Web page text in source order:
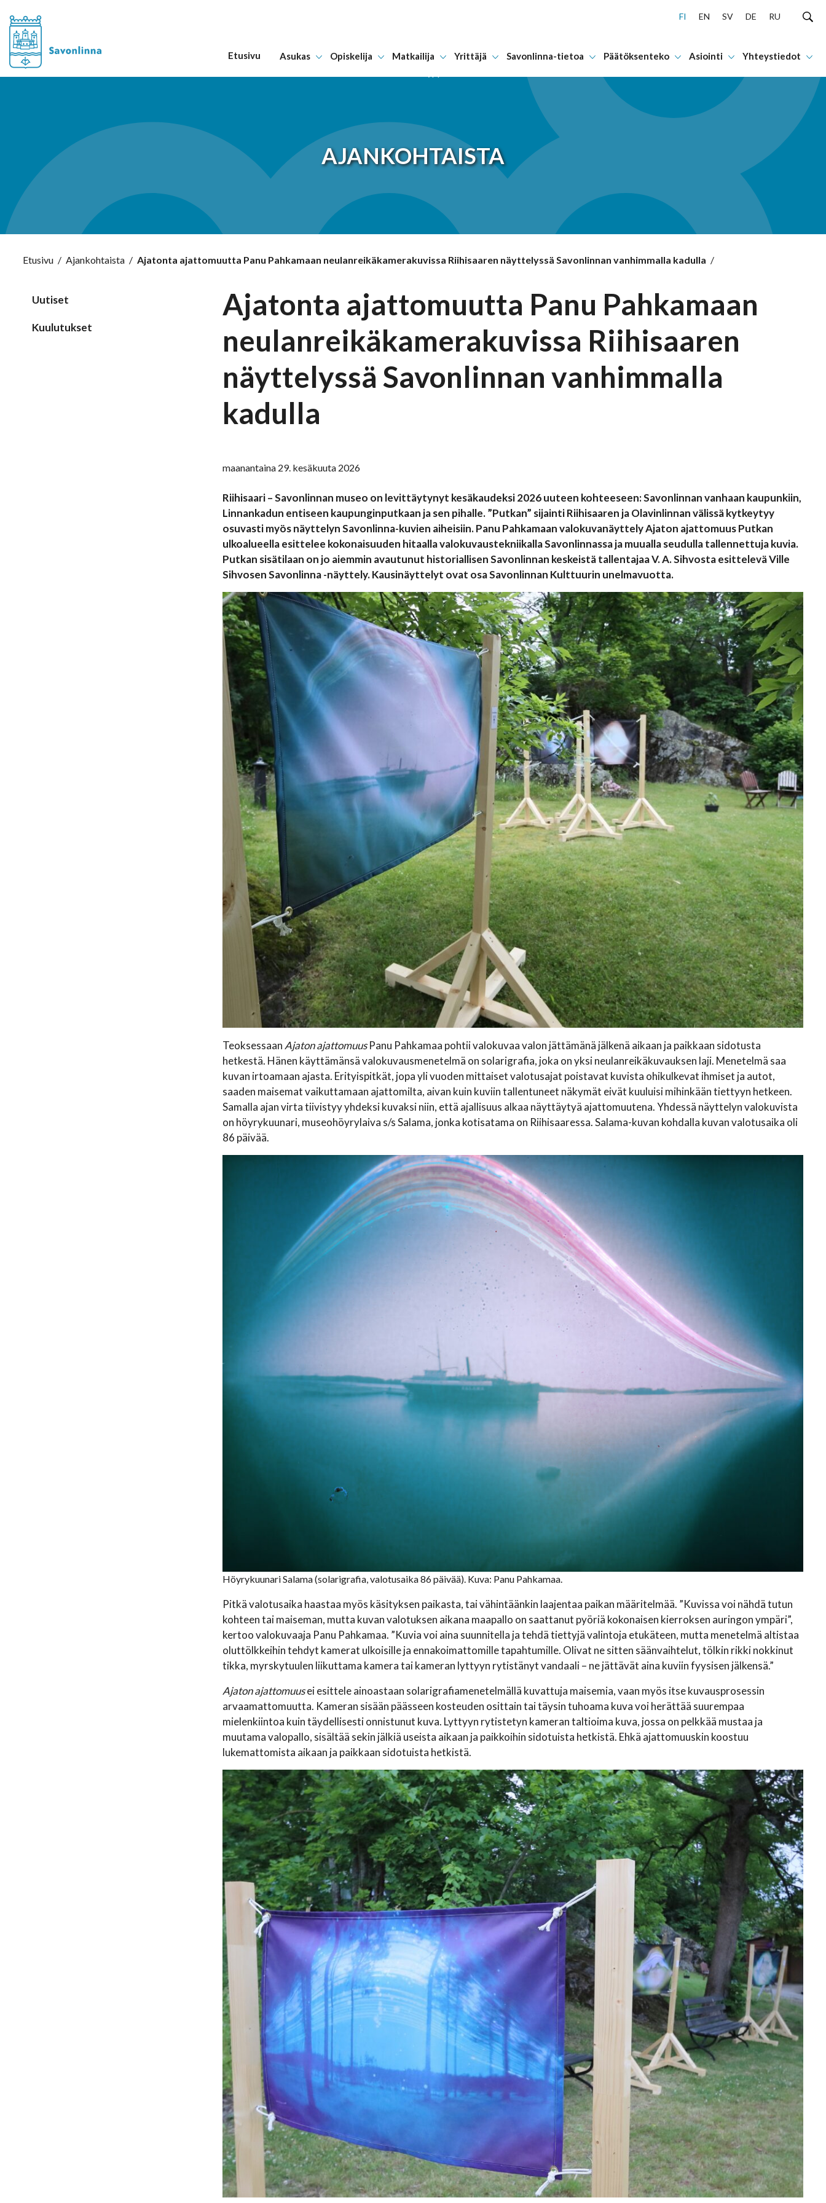
FI EN SV DE RU
Etusivu Asukas Opiskelija Matkailija Yrittäjä Savonlinna-tietoa Päätöksenteko Asiointi Yhteystiedot
AJANKOHTAISTA
Etusivu / Ajankohtaista / Ajatonta ajattomuutta Panu Pahkamaan neulanreikäkamerakuvissa Riihisaaren näyttelyssä Savonlinnan vanhimmalla kadulla /
Uutiset
Kuulutukset
Ajatonta ajattomuutta Panu Pahkamaan
neulanreikäkamerakuvissa Riihisaaren
näyttelyssä Savonlinnan vanhimmalla
kadulla
maanantaina 29. kesäkuuta 2026
Riihisaari – Savonlinnan museo on levittäytynyt kesäkaudeksi 2026 uuteen kohteeseen: Savonlinnan vanhaan kaupunkiin,
Linnankadun entiseen kaupunginputkaan ja sen pihalle. ”Putkan” sijainti Riihisaaren ja Olavinlinnan välissä kytkeytyy
osuvasti myös näyttelyn Savonlinna-kuvien aiheisiin. Panu Pahkamaan valokuvanäyttely Ajaton ajattomuus Putkan
ulkoalueella esittelee kokonaisuuden hitaalla valokuvaustekniikalla Savonlinnassa ja muualla seudulla tallennettuja kuvia.
Putkan sisätilaan on jo aiemmin avautunut historiallisen Savonlinnan keskeistä tallentajaa V. A. Sihvosta esittelevä Ville
Sihvosen Savonlinna -näyttely. Kausinäyttelyt ovat osa Savonlinnan Kulttuurin unelmavuotta.
Teoksessaan Ajaton ajattomuusPanu Pahkamaa pohtii valokuvaa valon jättämänä jälkenä aikaan ja paikkaan sidotusta
hetkestä. Hänen käyttämänsä valokuvausmenetelmä on solarigrafia, joka on yksi neulanreikäkuvauksen laji. Menetelmä saa
kuvan irtoamaan ajasta. Erityispitkät, jopa yli vuoden mittaiset valotusajat poistavat kuvista ohikulkevat ihmiset ja autot,
saaden maisemat vaikuttamaan ajattomilta, aivan kuin kuviin tallentuneet näkymät eivät kuuluisi mihinkään tiettyyn hetkeen.
Samalla ajan virta tiivistyy yhdeksi kuvaksi niin, että ajallisuus alkaa näyttäytyä ajattomuutena. Yhdessä näyttelyn valokuvista
on höyrykuunari, museohöyrylaiva s/s Salama, jonka kotisatama on Riihisaaressa. Salama-kuvan kohdalla kuvan valotusaika oli
86 päivää.
Höyrykuunari Salama (solarigrafia, valotusaika 86 päivää). Kuva: Panu Pahkamaa.
Pitkä valotusaika haastaa myös käsityksen paikasta, tai vähintäänkin laajentaa paikan määritelmää. ”Kuvissa voi nähdä tutun
kohteen tai maiseman, mutta kuvan valotuksen aikana maapallo on saattanut pyöriä kokonaisen kierroksen auringon ympäri”,
kertoo valokuvaaja Panu Pahkamaa. ”Kuvia voi aina suunnitella ja tehdä tiettyjä valintoja etukäteen, mutta menetelmä altistaa
oluttölkkeihin tehdyt kamerat ulkoisille ja ennakoimattomille tapahtumille. Olivat ne sitten säänvaihtelut, tölkin rikki nokkinut
tikka, myrskytuulen liikuttama kamera tai kameran lyttyyn rytistänyt vandaali – ne jättävät aina kuviin fyysisen jälkensä.”
Ajaton ajattomuusei esittele ainoastaan solarigrafiamenetelmällä kuvattuja maisemia, vaan myös itse kuvausprosessin
arvaamattomuutta. Kameran sisään päässeen kosteuden osittain tai täysin tuhoama kuva voi herättää suurempaa
mielenkiintoa kuin täydellisesti onnistunut kuva. Lyttyyn rytistetyn kameran taltioima kuva, jossa on pelkkää mustaa ja
muutama valopallo, sisältää sekin jälkiä useista aikaan ja paikkoihin sidotuista hetkistä. Ehkä ajattomuuskin koostuu
lukemattomista aikaan ja paikkaan sidotuista hetkistä.